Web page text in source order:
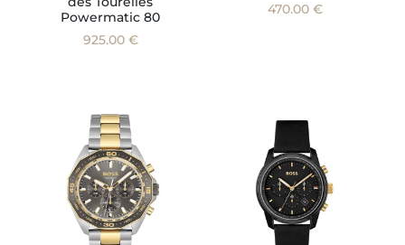
Powermatic 80
925.00 €
470.00 €